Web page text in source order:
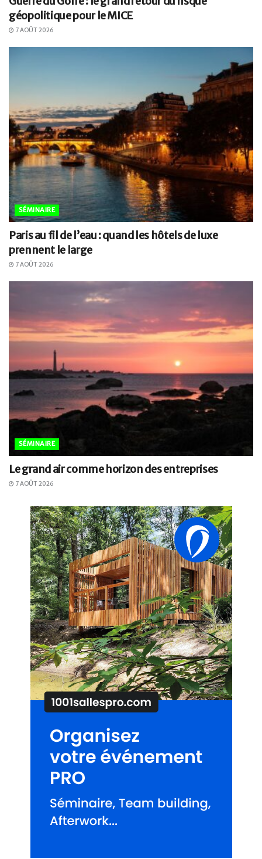
géopolitique pour le MICE
7 AOÛT 2026
SÉMINAIRE
Paris au fil de l’eau : quand les hôtels de luxe
prennent le large
7 AOÛT 2026
SÉMINAIRE
Le grand air comme horizon des entreprises
7 AOÛT 2026